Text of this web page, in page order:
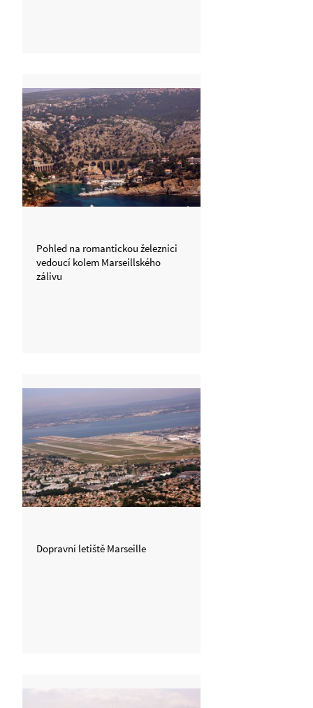
Pohled na romantickou železnici
vedoucí kolem Marseillského
zálivu
Dopravní letiště Marseille